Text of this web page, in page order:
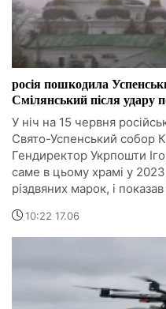
росія пошкодила
Смілянський після удару
У ніч на 15 червня
Свято-Успенський собор
Гендиректор Укрпошти
саме в цьому храмі у
різдвяних марок, і
10:22 17.06